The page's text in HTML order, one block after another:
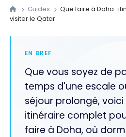
Guides
Que faire à Doha :
visiter le Qatar
EN BREF
Que vous soyez de
temps d'une escale
séjour prolongé,
itinéraire complet
faire à Doha, où